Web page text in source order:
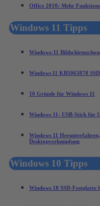
Office 2010: Mehr
Windows 11 Tipps
Windows-11
Windows 11 KB5063878
10 Gründe für Windows 11
Windows 11- USB-Stick für
Windows 11
Desktopverknüpfung
Windows 10 Tipps
Windows 10 SSD-Festplatte